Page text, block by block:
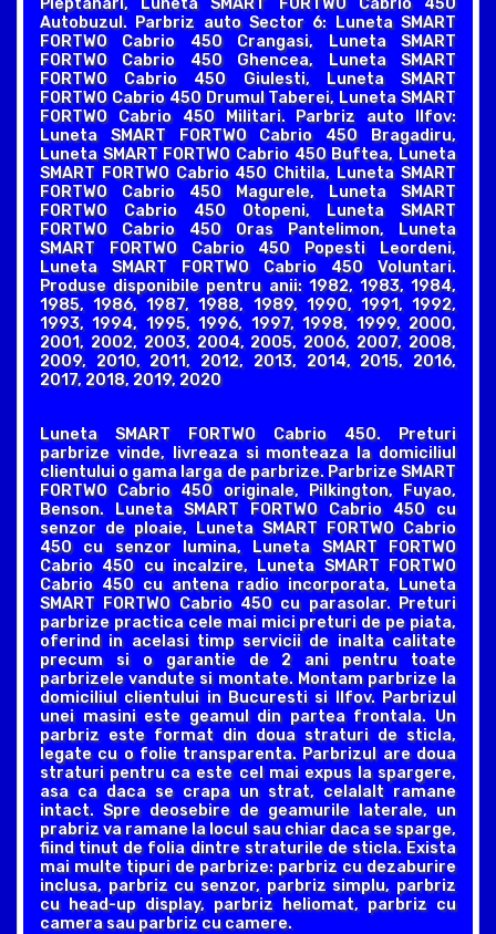
Autobuzul. Parbriz auto Sector 6: Luneta SMART
FORTWO Cabrio 450 Crangasi, Luneta SMART
FORTWO Cabrio 450 Ghencea, Luneta SMART
FORTWO Cabrio 450 Giulesti, Luneta SMART
FORTWO Cabrio 450 Drumul Taberei, Luneta SMART
FORTWO Cabrio 450 Militari. Parbriz auto Ilfov:
Luneta SMART FORTWO Cabrio 450 Bragadiru,
Luneta SMART FORTWO Cabrio 450 Buftea, Luneta
SMART FORTWO Cabrio 450 Chitila, Luneta SMART
FORTWO Cabrio 450 Magurele, Luneta SMART
FORTWO Cabrio 450 Otopeni, Luneta SMART
FORTWO Cabrio 450 Oras Pantelimon, Luneta
SMART FORTWO Cabrio 450 Popesti Leordeni,
Luneta SMART FORTWO Cabrio 450 Voluntari.
Produse disponibile pentru anii: 1982, 1983, 1984,
1985, 1986, 1987, 1988, 1989, 1990, 1991, 1992,
1993, 1994, 1995, 1996, 1997, 1998, 1999, 2000,
2001, 2002, 2003, 2004, 2005, 2006, 2007, 2008,
2009, 2010, 2011, 2012, 2013, 2014, 2015, 2016,
2017, 2018, 2019, 2020
Luneta SMART FORTWO Cabrio 450. Preturi
parbrize vinde, livreaza si monteaza la domiciliul
clientului o gama larga de parbrize. Parbrize SMART
FORTWO Cabrio 450 originale, Pilkington, Fuyao,
Benson. Luneta SMART FORTWO Cabrio 450 cu
senzor de ploaie, Luneta SMART FORTWO Cabrio
450 cu senzor lumina, Luneta SMART FORTWO
Cabrio 450 cu incalzire, Luneta SMART FORTWO
Cabrio 450 cu antena radio incorporata, Luneta
SMART FORTWO Cabrio 450 cu parasolar. Preturi
parbrize practica cele mai mici preturi de pe piata,
oferind in acelasi timp servicii de inalta calitate
precum si o garantie de 2 ani pentru toate
parbrizele vandute si montate. Montam parbrize la
domiciliul clientului in Bucuresti si Ilfov. Parbrizul
unei masini este geamul din partea frontala. Un
parbriz este format din doua straturi de sticla,
legate cu o folie transparenta. Parbrizul are doua
straturi pentru ca este cel mai expus la spargere,
asa ca daca se crapa un strat, celalalt ramane
intact. Spre deosebire de geamurile laterale, un
prabriz va ramane la locul sau chiar daca se sparge,
fiind tinut de folia dintre straturile de sticla. Exista
mai multe tipuri de parbrize: parbriz cu dezaburire
inclusa, parbriz cu senzor, parbriz simplu, parbriz
cu head-up display, parbriz heliomat, parbriz cu
camera sau parbriz cu camere.